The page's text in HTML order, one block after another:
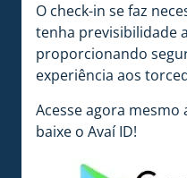
O check-in se faz
tenha previsibilidade
proporcionando
experiência aos
Acesse agora mesmo
baixe o Avaí ID!